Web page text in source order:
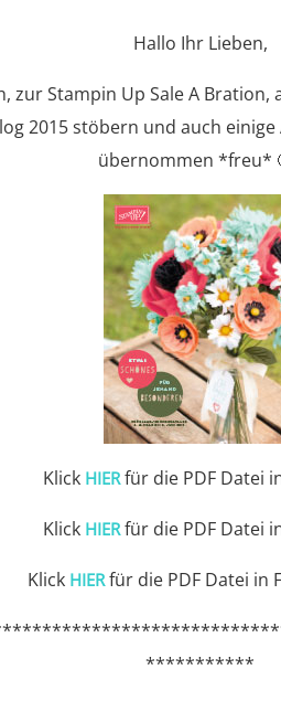
Hallo Ihr Lieben,
zur Stampin Up Sale A
2015 stöbern und auch
übernommen *freu*
Klick HIERfür die PDF Datei
Klick HIERfür die PDF Datei
Klick HIER für die PDF Datei in
***********